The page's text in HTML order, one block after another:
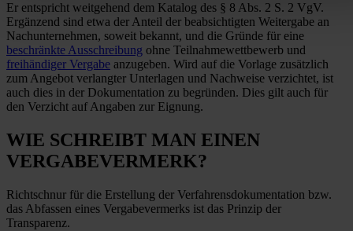
Er entspricht weitgehend dem Katalog des § 8 Abs. 2 S. 2 VgV.
Ergänzend sind etwa der Anteil der beabsichtigten Weitergabe an
Nachunternehmen, soweit bekannt, und die Gründe für eine
beschränkte Ausschreibung ohne Teilnahmewettbewerb und
freihändiger Vergabe anzugeben. Wird auf die Vorlage zusätzlich
zum Angebot verlangter Unterlagen und Nachweise verzichtet, ist
auch dies in der Dokumentation zu begründen. Dies gilt auch für
den Verzicht auf Angaben zur Eignung.
WIE SCHREIBT MAN EINEN
VERGABEVERMERK?
Richtschnur für die Erstellung der Verfahrensdokumentation bzw.
das Abfassen eines Vergabevermerks ist das Prinzip der
Transparenz.